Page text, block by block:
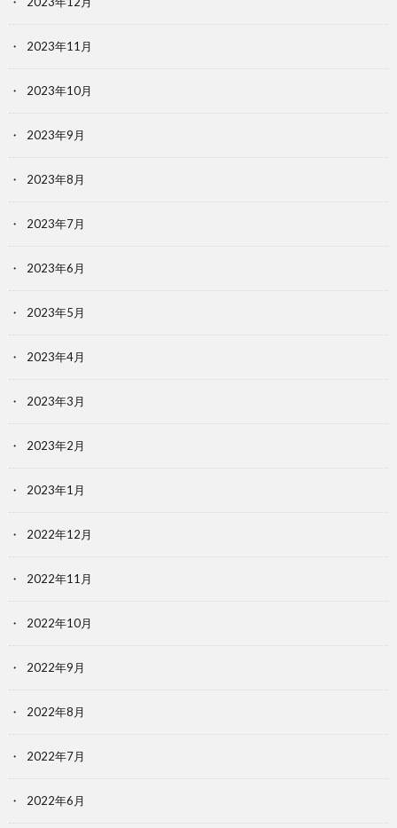
2023年11月
2023年10月
2023年9月
2023年8月
2023年7月
2023年6月
2023年5月
2023年4月
2023年3月
2023年2月
2023年1月
2022年12月
2022年11月
2022年10月
2022年9月
2022年8月
2022年7月
2022年6月